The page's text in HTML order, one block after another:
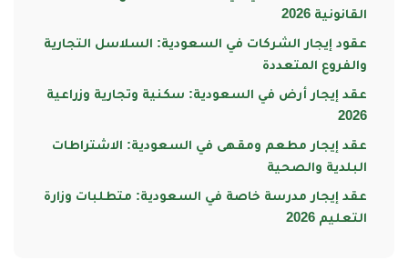
القانونية 2026
عقود إيجار الشركات في السعودية: السلاسل التجارية
والفروع المتعددة
عقد إيجار أرض في السعودية: سكنية وتجارية وزراعية
2026
عقد إيجار مطعم ومقهى في السعودية: الاشتراطات
البلدية والصحية
عقد إيجار مدرسة خاصة في السعودية: متطلبات وزارة
التعليم 2026